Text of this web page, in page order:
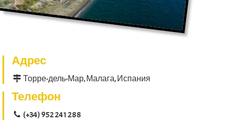
Адрес
Торре-дель-Мар, Малага, Испания
Телефон
(+34) 952 241 288